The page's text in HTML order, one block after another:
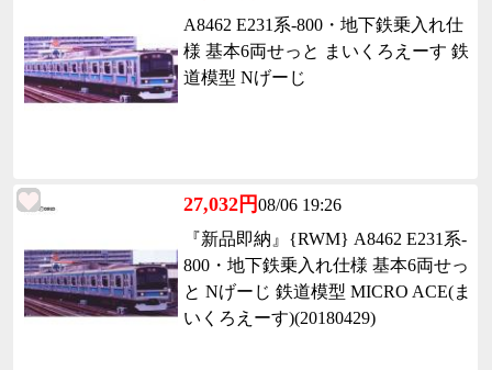
A8462 E231系-800・地下鉄乗入れ仕
様 基本6両せっと まいくろえーす 鉄
道模型 Nげーじ
27,032円08/06 19:26
『新品即納』{RWM} A8462 E231系-
800・地下鉄乗入れ仕様 基本6両せっ
と Nげーじ 鉄道模型 MICRO ACE(ま
いくろえーす)(20180429)